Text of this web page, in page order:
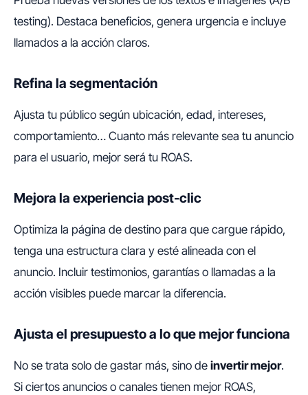
testing). Destaca beneficios, genera urgencia e incluye
llamados a la acción claros.
Refina la segmentación
Ajusta tu público según ubicación, edad, intereses,
comportamiento… Cuanto más relevante sea tu anuncio
para el usuario, mejor será tu ROAS.
Mejora la experiencia post-clic
Optimiza la página de destino para que cargue rápido,
tenga una estructura clara y esté alineada con el
anuncio. Incluir testimonios, garantías o llamadas a la
acción visibles puede marcar la diferencia.
Ajusta el presupuesto a lo que mejor funciona
No se trata solo de gastar más, sino de invertir mejor.
Si ciertos anuncios o canales tienen mejor ROAS,